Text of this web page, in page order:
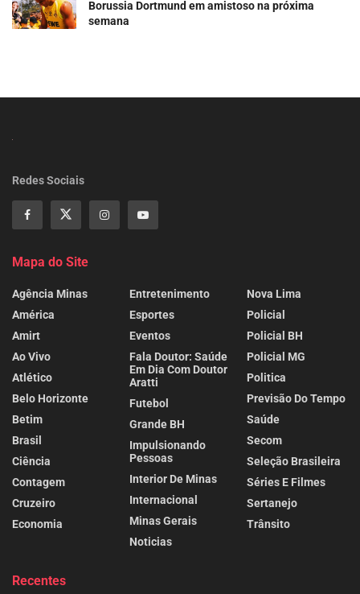
Borussia Dortmund em amistoso na próxima
semana
Redes Sociais
Mapa do Site
Agência Minas
América
Amirt
Ao Vivo
Atlético
Belo Horizonte
Betim
Brasil
Ciência
Contagem
Cruzeiro
Economia
Entretenimento
Esportes
Eventos
Fala Doutor: Saúde
Em Dia Com Doutor
Aratti
Futebol
Grande BH
Impulsionando
Pessoas
Interior De Minas
Internacional
Minas Gerais
Noticias
Nova Lima
Policial
Policial BH
Policial MG
Politica
Previsão Do Tempo
Saúde
Secom
Seleção Brasileira
Séries E Filmes
Sertanejo
Trânsito
Recentes